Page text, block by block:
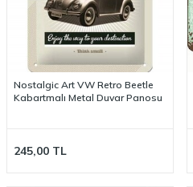
Nostalgic Art VW Retro Beetle
Kabartmalı Metal Duvar Panosu
245,00 TL